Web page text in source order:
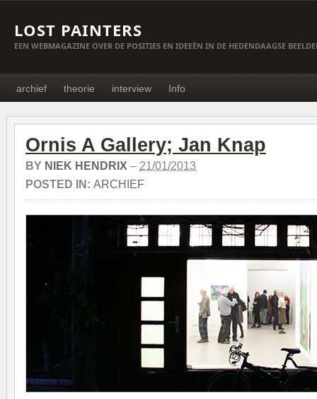
LOST PAINTERS
EEN WEBMAGAZINE OVER DE POSITIES EN IDEEËN IN DE HEDENDAAGSE
archief theorie interview Info
Ornis A Gallery; Jan Knap
BY NIEK HENDRIX – 21/01/2013
POSTED IN: ARCHIEF